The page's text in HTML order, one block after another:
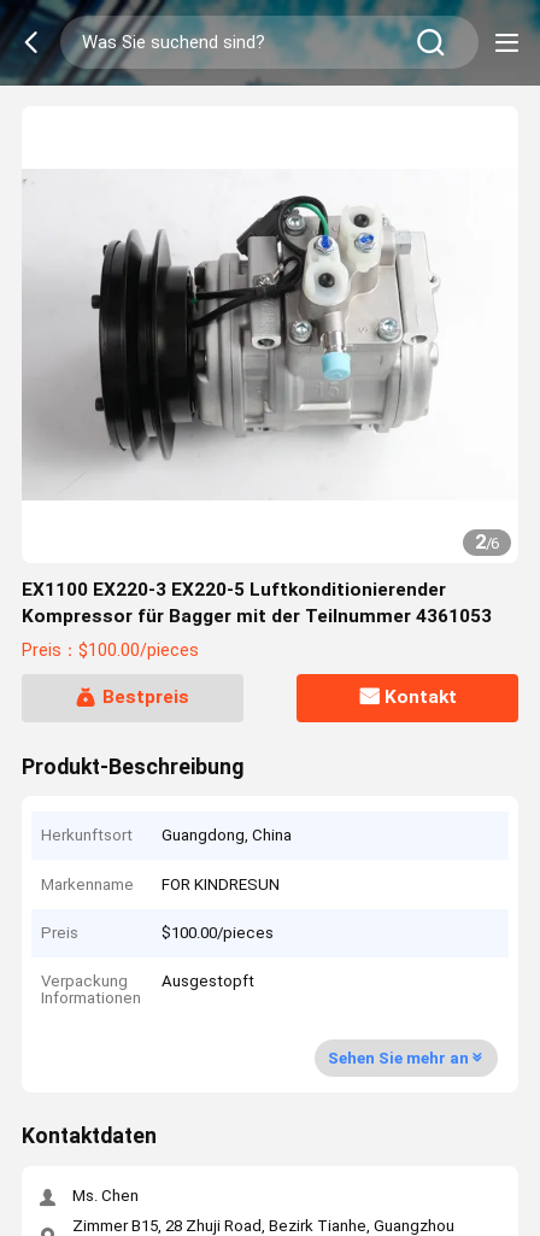
2/6
EX1100 EX220-3 EX220-5 Luftkonditionierender
Kompressor für Bagger mit der Teilnummer 4361053
Preis：$100.00/pieces
Bestpreis Kontakt
Produkt-Beschreibung
Herkunftsort Guangdong, China
Markenname FOR KINDRESUN
Preis $100.00/pieces
Verpackung
Informationen
Ausgestopft
Sehen Sie mehr an
Kontaktdaten
Ms. Chen
Zimmer B15, 28 Zhuji Road, Bezirk Tianhe, Guangzhou